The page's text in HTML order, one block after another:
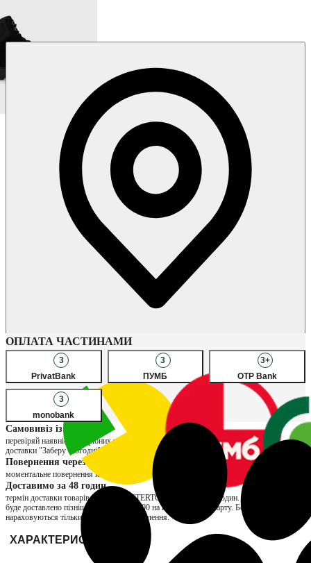
Наявність в магазинах
ОПЛАТА ЧАСТИНАМИ
3
PrivatBank
3
ПУМБ
3+
OTP Bank
3
monobank
Самовивіз із магазину
перевіряй наявність потрібних товарів в улюблених магазинах, обирай спосіб
доставки "Заберу сьогодні" та сплачуй за товар вже при отриманні
Повернення через магазин
моментальне повернення коштів та можливість обміну на інший розмір
Доставимо за 48 годин
термін доставки товарів продавця INTERTOP складає до 48 годин. Якщо замовлення
буде доставлено пізніше, нарахуємо ₴200 на вашу бонусну карту. Бонуси
нараховуються тільки за отримані замовлення.
ХАРАКТЕРИСТИКИ